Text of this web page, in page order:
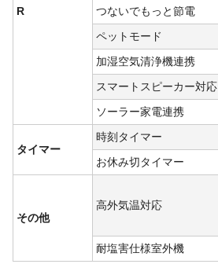
R
つないでもっと節電
ペットモード
加湿空気清浄機連携
スマートスピーカー対応
ソーラー家電連携
タイマー
時刻タイマー
お休み切タイマー
その他
高外気温対応
耐塩害仕様室外機